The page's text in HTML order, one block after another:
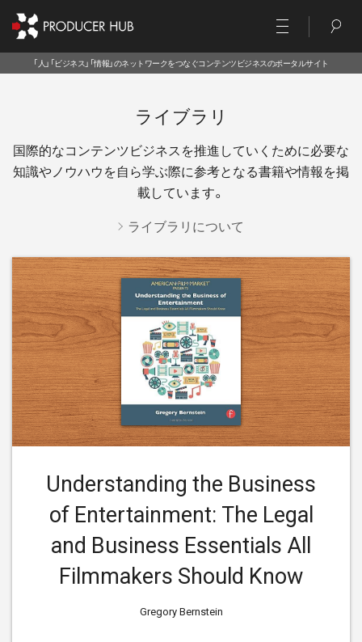
「人」「ビジネス」「情報」のネットワークをつなぐコンテンツビジネスのポータルサイト
ライブラリ
国際的なコンテンツビジネスを推進していくために必要な
知識やノウハウを自ら学ぶ際に参考となる書籍や情報を掲
載しています。
ライブラリについて
Understanding the Business
of Entertainment: The Legal
and Business Essentials All
Filmmakers Should Know
Gregory Bernstein